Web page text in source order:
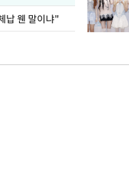
납 웬 말이냐"